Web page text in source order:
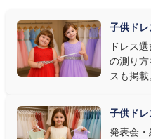
す。またピアノ演奏なら落ち着
ロ演奏なら華やかで視線を集
なら衣装同士が調和するクラ
③ 演奏の動きを妨げない設計
子供ド
ドレス
の測り
スも掲載
子供ド
発表会